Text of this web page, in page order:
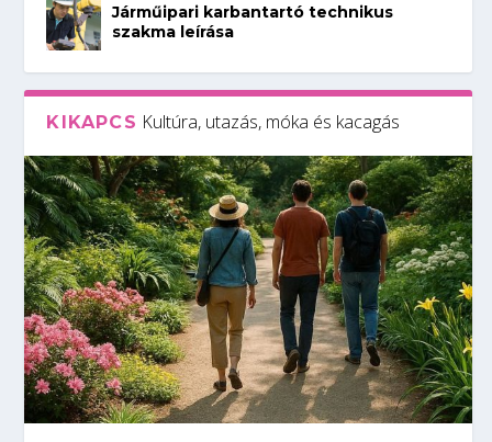
Járműipari karbantartó technikus
szakma leírása
KIKAPCS Kultúra, utazás, móka és kacagás